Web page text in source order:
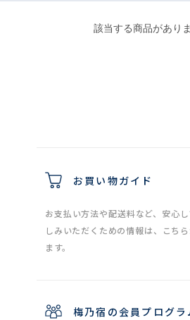
該当する商品があり
お買い物ガイド
お支払い方法や配送料など、安心
しみいただくための情報は、こち
ます。
梅乃宿の会員プログラ